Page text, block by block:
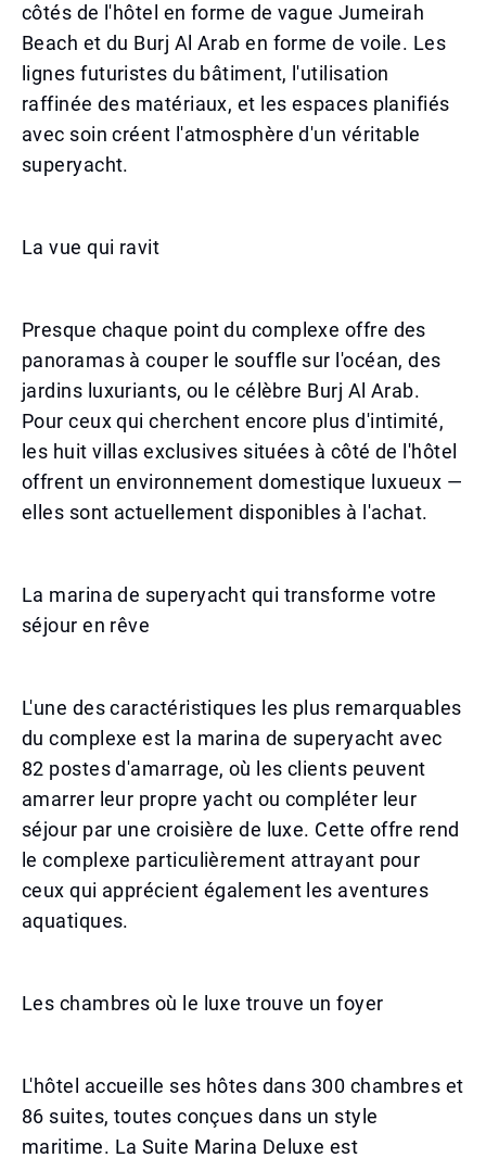
côtés de l'hôtel en forme de vague Jumeirah
Beach et du Burj Al Arab en forme de voile. Les
lignes futuristes du bâtiment, l'utilisation
raffinée des matériaux, et les espaces planifiés
avec soin créent l'atmosphère d'un véritable
superyacht.
La vue qui ravit
Presque chaque point du complexe offre des
panoramas à couper le souffle sur l'océan, des
jardins luxuriants, ou le célèbre Burj Al Arab.
Pour ceux qui cherchent encore plus d'intimité,
les huit villas exclusives situées à côté de l'hôtel
offrent un environnement domestique luxueux —
elles sont actuellement disponibles à l'achat.
La marina de superyacht qui transforme votre
séjour en rêve
L'une des caractéristiques les plus remarquables
du complexe est la marina de superyacht avec
82 postes d'amarrage, où les clients peuvent
amarrer leur propre yacht ou compléter leur
séjour par une croisière de luxe. Cette offre rend
le complexe particulièrement attrayant pour
ceux qui apprécient également les aventures
aquatiques.
Les chambres où le luxe trouve un foyer
L'hôtel accueille ses hôtes dans 300 chambres et
86 suites, toutes conçues dans un style
maritime. La Suite Marina Deluxe est